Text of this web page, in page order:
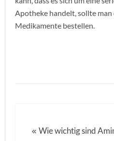
Apotheke handelt, sollte
Medikamente bestellen.
«Wie wichtig sind